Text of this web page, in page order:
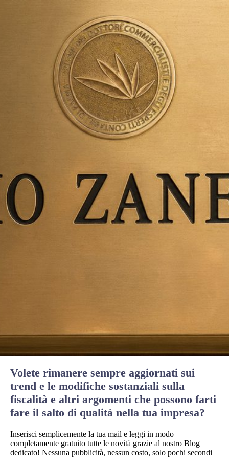
Volete rimanere sempre aggiornati sui
trend e le modifiche sostanziali sulla
fiscalità e altri argomenti che possono farti
fare il salto di qualità nella tua impresa?
Inserisci semplicemente la tua mail e leggi in modo
completamente gratuito tutte le novità grazie al nostro Blog
dedicato! Nessuna pubblicità, nessun costo, solo pochi secondi